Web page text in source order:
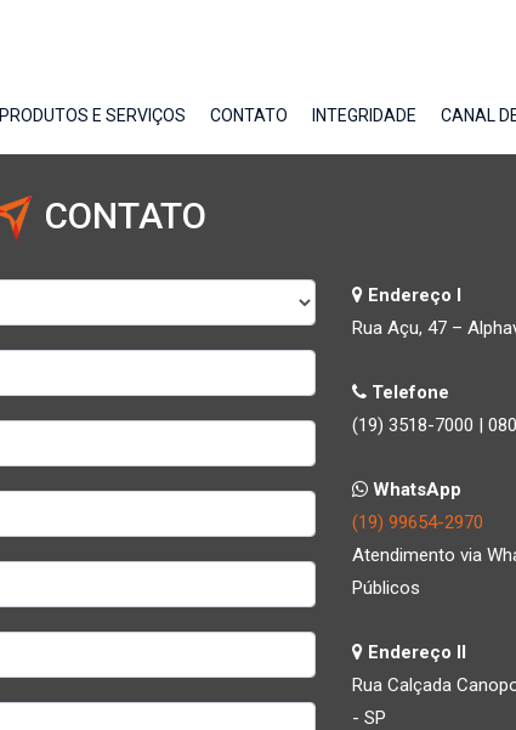
PRODUTOS E SERVIÇOS CONTATO INTEGRIDADE CANAL
CONTATO
Endereço I
Rua Açu, 47 –
Telefone
(19) 3518-7000 |
WhatsApp
(19) 99654-2970
Atendimento via
Públicos
Endereço II
Rua Calçada
- SP